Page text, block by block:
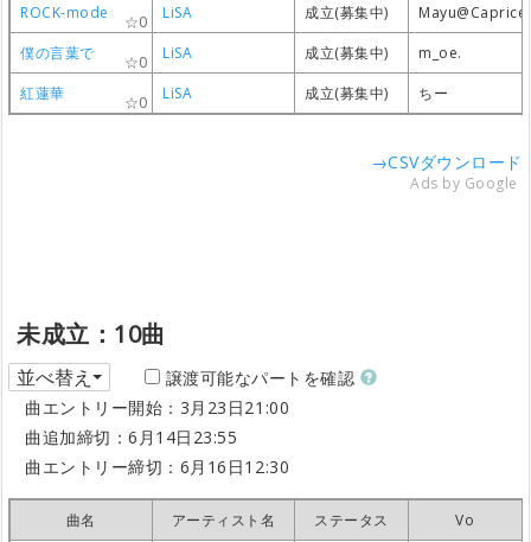
ROCK-mode 0 LiSA 成立(募集中)
Mayu@Caprice
僕の言葉で
0 LiSA 成立(募集中)
m_oe.
紅蓮華
0 LiSA 成立(募集中) ちー
ROCK-mode 0 LiSA 成立(募集中)
Mayu@Caprice
僕の言葉で
0 LiSA 成立(募集中)
m_oe.
紅蓮華
0 LiSA 成立(募集中) ちー
ROCK-mode 0 LiSA 成立(募集中)
Mayu@Caprice
僕の言葉で
0 LiSA 成立(募集中)
m_oe.
紅蓮華
0 LiSA 成立(募集中) ちー
ROCK-mode 0 LiSA 成立(募集中)
Mayu@Caprice
僕の言葉で
0 LiSA 成立(募集中)
m_oe.
紅蓮華
0 LiSA 成立(募集中) ちー
→CSVダウンロード
Ads by Google
未成立：10曲
並べ替え
譲渡可能なパートを確認
曲エントリー開始：3月23日21:00
曲追加締切：6月14日23:55
曲エントリー締切：6月16日12:30
曲名 アーティスト名 ステータス
Vo
曲名 アーティスト名 ステータス
Vo
曲名 アーティスト名 ステータス
Vo
曲名 アーティスト名 ステータス
Vo